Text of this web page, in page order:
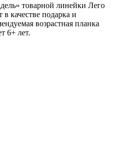
товарной линейки Лего
качестве подарка и
возрастная планка
6+ лет.